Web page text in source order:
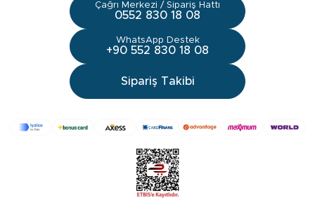
Çağrı Merkezi / Sipariş Hattı
0552 830 18 08
WhatsApp Destek
+90 552 830 18 08
Sipariş Takibi